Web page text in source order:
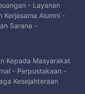
- Layanan
Kerjasama Alumni -
Sarana -
Kepada Masyarakat
- Perpustakaan -
Kesejahteraan